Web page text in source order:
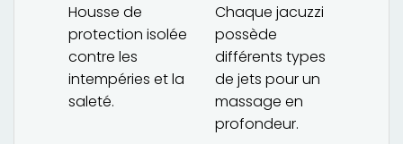
Housse de
protection isolée
contre les
intempéries et la
saleté.
Chaque jacuzzi
possède
différents types
de jets pour un
massage en
profondeur.